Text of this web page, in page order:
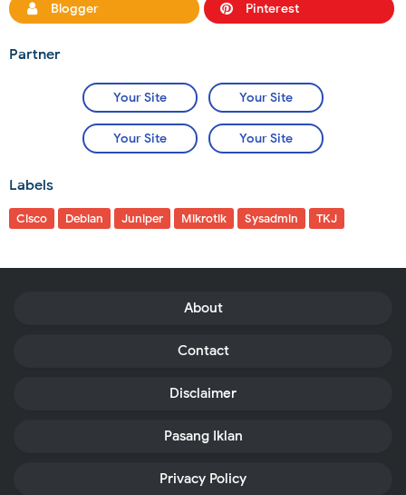
Blogger Pinterest
Partner
Your Site Your Site
Your Site Your Site
Labels
Cisco Debian Juniper Mikrotik Sysadmin TKJ
About
Contact
Disclaimer
Pasang Iklan
Privacy Policy